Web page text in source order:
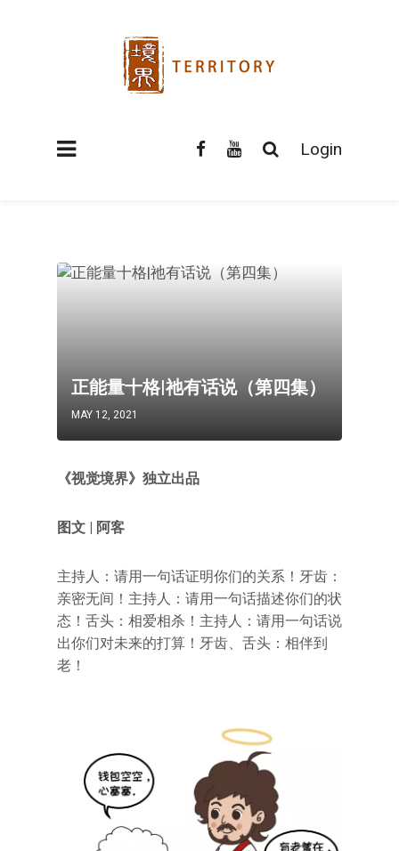
Login
正能量十格|祂有话说（第四集）
MAY 12, 2021
《视觉境界》独立出品
图文 | 阿客
主持人：请用一句话证明你们的关系！牙齿：
亲密无间！主持人：请用一句话描述你们的状
态！舌头：相爱相杀！主持人：请用一句话说
出你们对未来的打算！牙齿、舌头：相伴到
老！